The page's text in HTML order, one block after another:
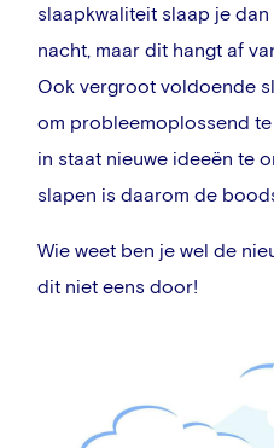
slaapkwaliteit slaap je
nacht, maar dit hangt af
Ook vergroot voldoende
om probleemoplossend
in staat nieuwe ideeën te
slapen is daarom de
Wie weet ben je wel de
dit niet eens door!